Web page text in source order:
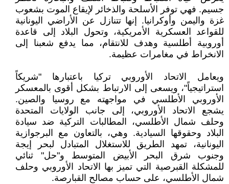
جسيم. فهي توفر الأسلحة والذخائر لإيقاع الموت بشعوب
غزة واليمن وأوكرانيا. إنها تتنازل عن الأراضي اليونانية
للقواعد العسكرية الأمريكية، وتحول البلاد إلى قاعدة
أوروبية أطلسية وهدف للانتقام، مما يدفع شعبنا إلى
الانخراط في مغامرات عظيمة.
ويعامل الاتحاد الأوروبي تركيا باعتبارها "شريكاً
استراتيجياً"، ويسعى إلى الارتباط بشكل أقوى بالمعسكر
الأوروبي الأطلسي في مواجهته مع روسيا والصين.
يشجع الاتحاد الأوروبي، إلى جانب الولايات المتحدة
وحلف شمال الأطلسي، المطالبات التركية ضد سيادة
البلاد وحقوقها السيادية. وهي، بالتعاون مع البرجوازية
اليونانية، تمهد الطريق للاستغلال المتبادل لبحر إيجة
وجنوب شرق البحر الأبيض المتوسط و"حل" ثنائي
للمشكلة القبرصية التي تميز بها الاتحاد الأوروبي وحلف
شمال الأطلسي، على حساب مصالح القبارصة.